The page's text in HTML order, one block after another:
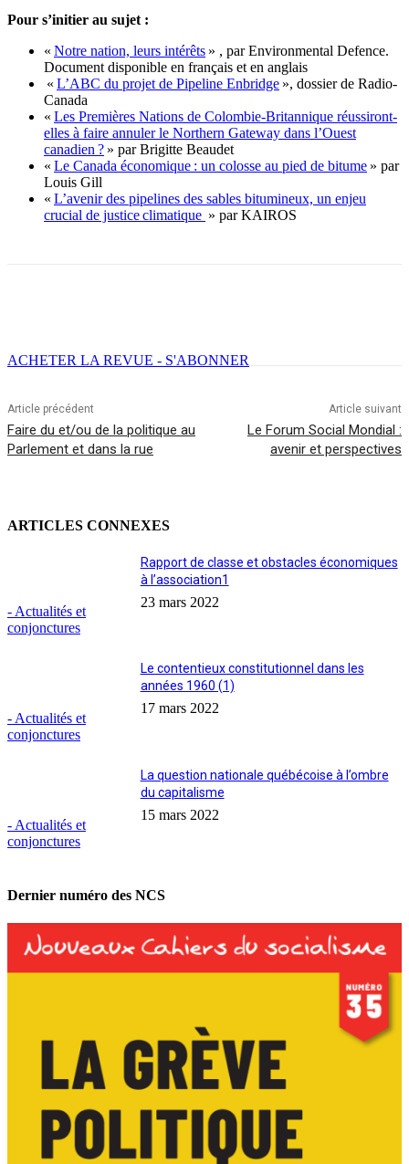
Pour s’initier au sujet :
« Notre nation, leurs intérêts » , par Environmental Defence.
Document disponible en français et en anglais
« L’ABC du projet de Pipeline Enbridge », dossier de Radio-
Canada
« Les Premières Nations de Colombie-Britannique réussiront-
elles à faire annuler le Northern Gateway dans l’Ouest
canadien ? » par Brigitte Beaudet
« Le Canada économique : un colosse au pied de bitume » par
Louis Gill
« L’avenir des pipelines des sables bitumineux, un enjeu
crucial de justice climatique » par KAIROS
ACHETER LA REVUE - S'ABONNER
Article précédent
Faire du et/ou de la politique au
Parlement et dans la rue
Article suivant
Le Forum Social Mondial :
avenir et perspectives
ARTICLES CONNEXES
- Actualités et
conjonctures
Rapport de classe et obstacles économiques
à l’association1
23 mars 2022
- Actualités et
conjonctures
Le contentieux constitutionnel dans les
années 1960 (1)
17 mars 2022
- Actualités et
conjonctures
La question nationale québécoise à l’ombre
du capitalisme
15 mars 2022
Dernier numéro des NCS